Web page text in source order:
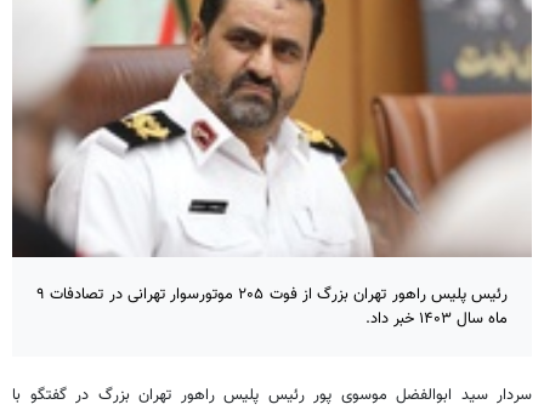
رئیس پلیس راهور تهران بزرگ از فوت ۲۰۵ موتورسوار تهرانی در تصادفات ۹
ماه سال ۱۴۰۳ خبر داد.
سردار سید ابوالفضل موسوی پور رئیس پلیس راهور تهران بزرگ در گفتگو با